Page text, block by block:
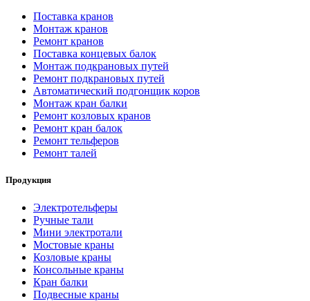
Поставка кранов
Монтаж кранов
Ремонт кранов
Поставка концевых балок
Монтаж подкрановых путей
Ремонт подкрановых путей
Автоматический подгонщик коров
Монтаж кран балки
Ремонт козловых кранов
Ремонт кран балок
Ремонт тельферов
Ремонт талей
Продукция
Электротельферы
Ручные тали
Мини электротали
Мостовые краны
Козловые краны
Консольные краны
Кран балки
Подвесные краны